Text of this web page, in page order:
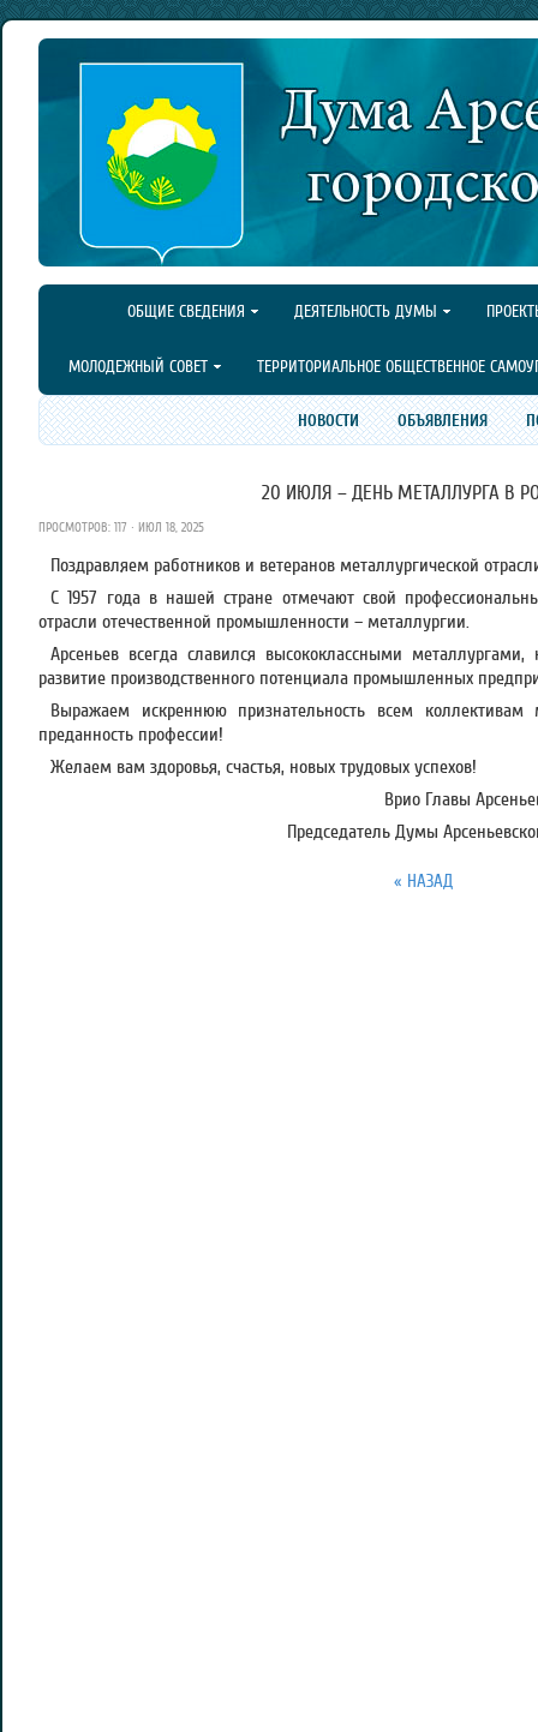
ОБЩИЕ СВЕДЕНИЯ ДЕЯТЕЛЬНОСТЬ ДУМЫ
МОЛОДЕЖНЫЙ СОВЕТ ТЕРРИТОРИАЛЬНОЕ ОБЩЕСТВЕННОЕ
НОВОСТИ ОБЪЯВЛЕНИЯ
20 ИЮЛЯ – ДЕНЬ МЕТАЛЛУРГА В
ПРОСМОТРОВ: 117 · ИЮЛ 18, 2025
Поздравляем работников и ветеранов металлургической
С 1957 года в нашей стране отмечают свой
отрасли отечественной промышленности – металлургии.
Арсеньев всегда славился высококлассными
развитие производственного потенциала промышленных
Выражаем искреннюю признательность всем
преданность профессии!
Желаем вам здоровья, счастья, новых трудовых успехов!
Врио Главы
Председатель Думы
« НАЗАД